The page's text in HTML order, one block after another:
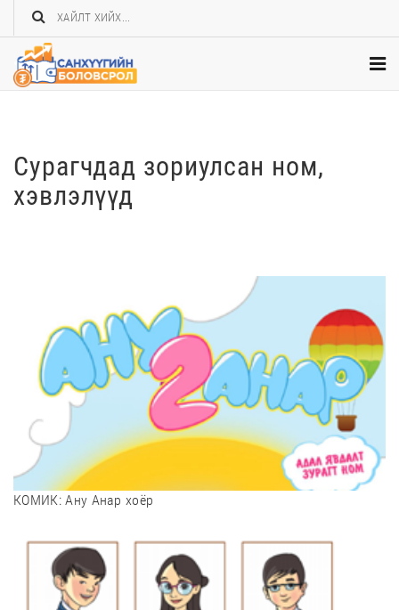
Сурагчдад зориулсан ном,
хэвлэлүүд
КОМИК: Ану Анар хоёр
ТАТАХ